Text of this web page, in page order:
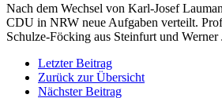
Nach dem Wechsel von Karl-Josef
CDU in NRW neue Aufgaben verteilt.
Schulze-Föcking aus Steinfurt und Werner
Letzter Beitrag
Zurück zur Übersicht
Nächster Beitrag